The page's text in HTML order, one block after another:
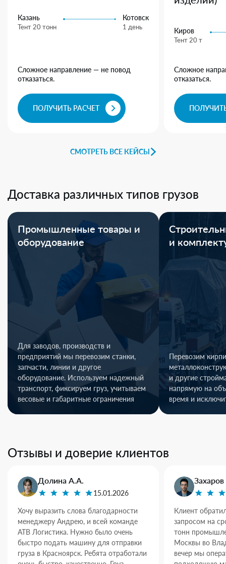
СМОТРЕТЬ ВСЕ КЕЙСЫ
Казань
Тент 20 тонн
Котовск
1 день
Сложное направление — не повод
отказаться.
ПОЛУЧИТЬ РАСЧЕТ
Киров
Тент 20 т
Сложное
отказаться.
Доставка различных типов грузов
Промышленные товары и
оборудование
Для заводов, производств и
предприятий мы перевозим станки,
запчасти, линии и другое
оборудование. Используем надежный
транспорт, фиксируем груз, учитываем
весовые и габаритные ограничения
и
Перевозим
и другие
напрямую на
время и
Отзывы и доверие клиентов
Долина А.А.
15.01.2026
Хочу выразить слова благодарности
менеджеру Андрею, и всей команде
АТВ Логистика. Нужно было очень
быстро подать машину для отправки
груза в Красноярск. Ребята отработали
Клиент
запросом на
тонн
Москвы во
вечер мы